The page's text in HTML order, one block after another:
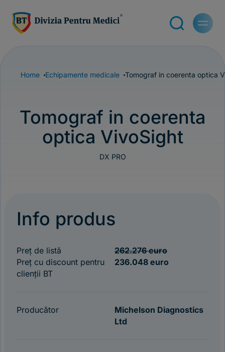
Home Echipamente medicale Tomograf in coerenta optica
Tomograf in coerenta
optica VivoSight
DX PRO
Info produs
Preț de listă
Preț cu discount pentru
clienții BT
262.276 euro
236.048 euro
Producător
Michelson Diagnostics
Ltd